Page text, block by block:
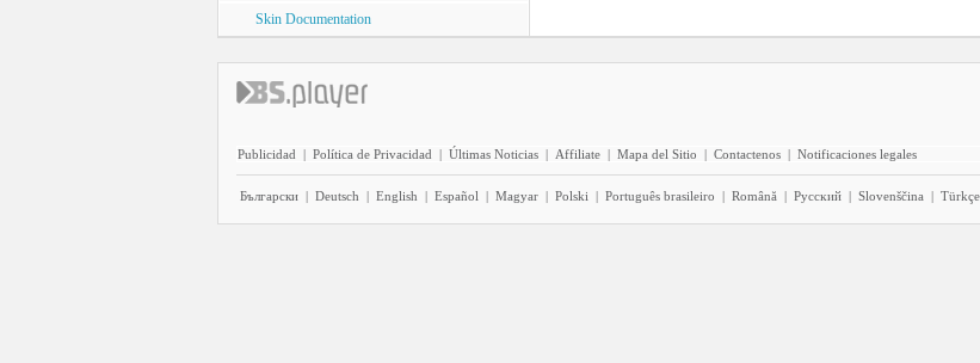
Skin Documentation
Publicidad | Política de Privacidad | Últimas Noticias | Affiliate | Mapa del Sitio | Contactenos | Notificaciones legales
Български | Deutsch | English | Español | Magyar | Polski | Português brasileiro | Română | Pyccĸий | Slovenščina | Türkçe